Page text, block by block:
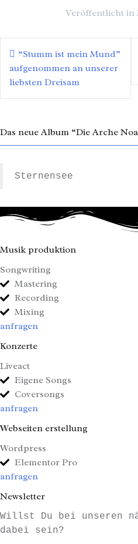
Veröffentlicht in
“Stumm ist mein Mund”
aufgenommen an unserer
liebsten Dreisam
Das neue Album “Die Arche
Sternensee
Musik produktion
Songwriting
Mastering
Recording
Mixing
anfragen
Konzerte
Liveact
Eigene Songs
Coversongs
anfragen
Webseiten erstellung
Wordpress
Elementor Pro
anfragen
Newsletter
Willst Du bei unseren
dabei sein?